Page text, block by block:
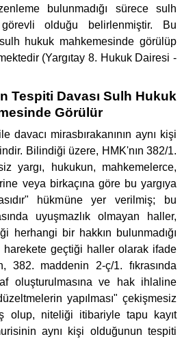
bulunmadığı sürece sulh
olduğu belirlenmiştir. Bu
hukuk mahkemesinde görülüp
(Yargıtay 8. Hukuk Dairesi -
Tespiti Davası Sulh Hukuk
Görülür
davacı mirasbırakanının aynı kişi
Bilindiği üzere, HMK'nın 382/1.
yargı, hukukun, mahkemelerce,
veya birkaçına göre bu yargıya
hükmüne yer verilmiş; bu
uyuşmazlık olmayan haller,
herhangi bir hakkın bulunmadığı
geçtiği haller olarak ifade
382. maddenin 2-ç/1. fıkrasında
oluşturulmasına ve hak ihlaline
yapılması" çekişmesiz
olup, niteliği itibariyle tapu kayıt
aynı kişi olduğunun tespiti